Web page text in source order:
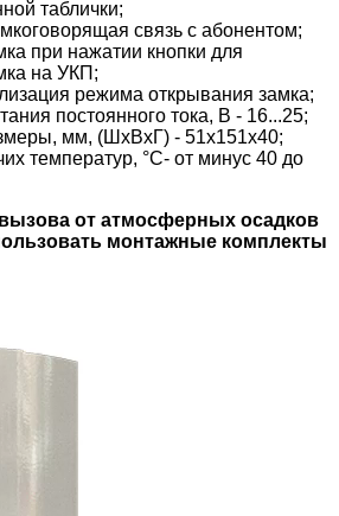
таблички;
связь с абонентом;
при нажатии кнопки для
на УКП;
режима открывания замка;
постоянного тока, В - 16...25;
мм, (ШхВхГ) - 51х151х40;
температур, °C- от минус 40 до
от атмосферных осадков
монтажные комплекты